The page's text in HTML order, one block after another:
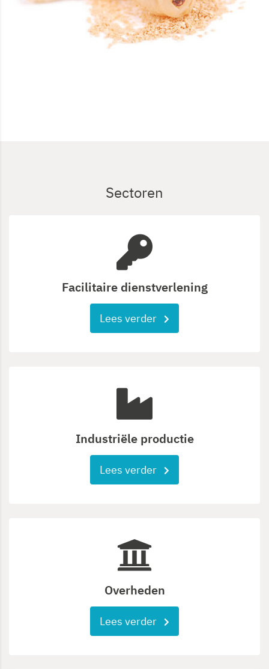
Sectoren
Facilitaire dienstverlening
Lees verder
Industriële productie
Lees verder
Overheden
Lees verder